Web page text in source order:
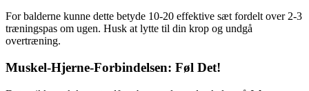
For balderne kunne dette betyde 10-20 effektive sæt fordelt over 2-3
træningspas om ugen. Husk at lytte til din krop og undgå
overtræning.
Muskel-Hjerne-Forbindelsen: Føl Det!